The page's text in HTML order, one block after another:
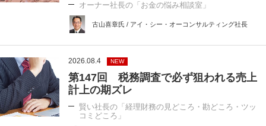
オーナー社長の「お金の悩み相談室」
古山喜章氏 / アイ・シー・オーコンサルティング社長
2026.08.4 NEW
第147回 税務調査で必ず狙われる売上
計上の期ズレ
賢い社長の「経理財務の見どころ・勘どころ・ツッ
コミどころ」